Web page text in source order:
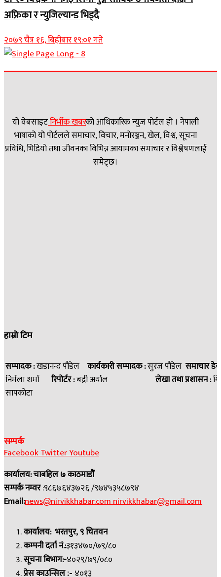
अफ्रिका र न्युजिल्यान्ड भिड्दै
२०७९ चैत्र १६, बिहीबार १९:०१ गते
यो वेबसाइटनिर्भीक खबरकाे आधिकारिक न्युज पोर्टल हो । नेपाली
भाषाको यो पोर्टलले समाचार, विचार, मनोरञ्जन, खेल, विश्व, सूचना
प्रविधि, भिडियो तथा जीवनका विभिन्न आयामका समाचार र विश्लेषणलाई
समेट्छ।
हाम्रो टिम
सम्पादक :खडानन्द पौडेल कार्यकारी सम्पादक :सुरज पौडेल समाचार
निर्मला शर्मा रिपोर्टर :बद्री अर्याल लेखा तथा प्रशासन :
सापकोटा
सम्पर्क
FacebookTwitterYoutube
कार्यालय: चाबहिल ७ काठमाडौं
सम्पर्क नम्वर:९८६७६४३७२६ /९७४५३५८७९४
Email:news@nirvikkhabar.comnirvikkhabar@gmail.com
कार्यालय: भरतपुर, ९ चितवन
कम्पनी दर्ता नं.:३१३४७०/७९/८०
सूचना बिभाग:-४०२९/७९/०८०
प्रेस काउन्सिल:- ४०१३